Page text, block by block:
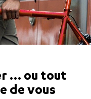
… ou tout
de vous